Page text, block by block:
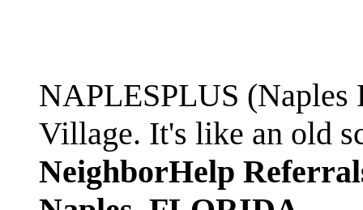
NAPLESPLUS
Village. It's like an old
NeighborHelp